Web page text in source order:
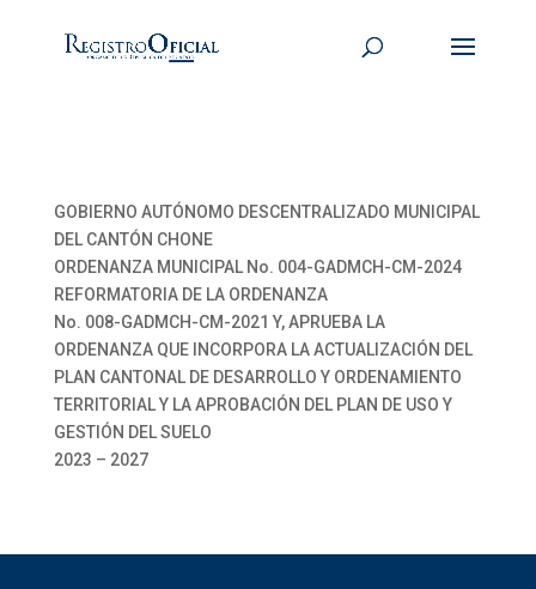
GOBIERNO AUTÓNOMO DESCENTRALIZADO MUNICIPAL
DEL CANTÓN CHONE
ORDENANZA MUNICIPAL No. 004-GADMCH-CM-2024
REFORMATORIA DE LA ORDENANZA
No. 008-GADMCH-CM-2021 Y, APRUEBA LA
ORDENANZA QUE INCORPORA LA ACTUALIZACIÓN DEL
PLAN CANTONAL DE DESARROLLO Y ORDENAMIENTO
TERRITORIAL Y LA APROBACIÓN DEL PLAN DE USO Y
GESTIÓN DEL SUELO
2023 – 2027